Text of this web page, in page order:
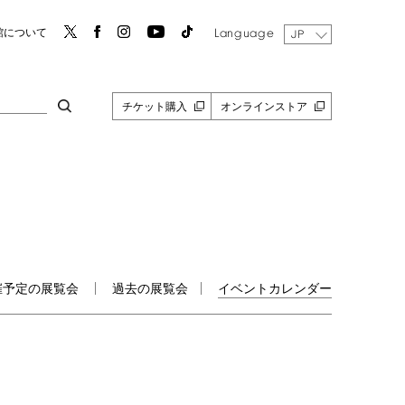
について Language JP
チケット購入 オンラインストア
予定の展覧会 過去の展覧会 イベントカレンダー